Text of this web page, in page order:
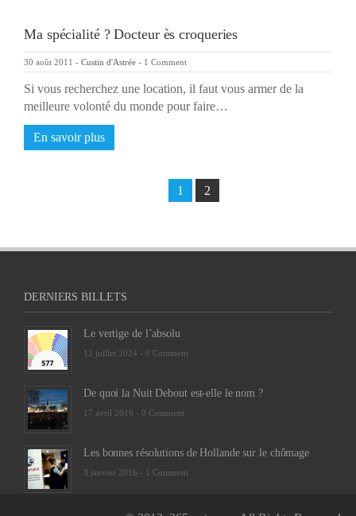
Ma spécialité ? Docteur ès croqueries
30 août 2011 - Custin d'Astrée - 1 Comment
Si vous recherchez une location, il faut vous armer de la
meilleure volonté du monde pour faire…
En savoir plus
1 2
DERNIERS BILLETS
Le vertige de l’absolu
12 juillet 2024 - 0 Comment
De quoi la Nuit Debout est-elle le nom ?
17 avril 2016 - 0 Comment
Les bonnes résolutions de Hollande sur le chômage
3 janvier 2016 - 1 Comment